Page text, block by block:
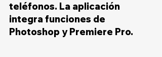
teléfonos. La aplicación
integra funciones de
Photoshop y Premiere Pro.